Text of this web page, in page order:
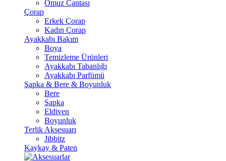
Omuz Çantası
Çorap
Erkek Çorap
Kadın Çorap
Ayakkabı Bakım
Boya
Temizleme Ürünleri
Ayakkabı Tabanlığı
Ayakkabı Parfümü
Şapka & Bere & Boyunluk
Bere
Şapka
Eldiven
Boyunluk
Terlik Aksesuarı
Jibbitz
Kaykay & Paten